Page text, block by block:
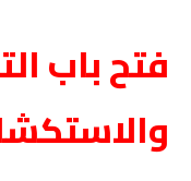
فتح باب